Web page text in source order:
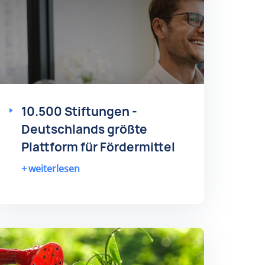
10.500 Stiftungen -
Deutschlands größte
Plattform für Fördermittel
weiterlesen